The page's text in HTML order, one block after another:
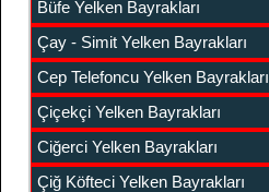
Büfe Yelken Bayrakları
Çay - Simit Yelken Bayrakları
Cep Telefoncu Yelken Bayrakları
Çiçekçi Yelken Bayrakları
Ciğerci Yelken Bayrakları
Çiğ Köfteci Yelken Bayrakları